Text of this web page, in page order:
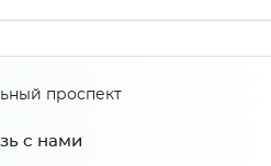
МиФ
с нами